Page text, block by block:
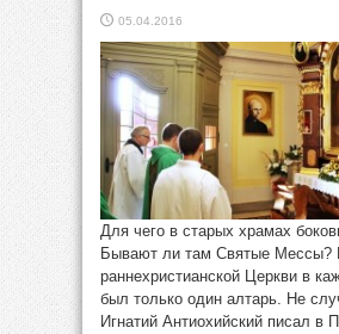
05.04.2016
Для чего в старых храмах
Бывают ли там Святые Мессы?
раннехристианской Церкви в
был только один алтарь. Не
Игнатий Антиохийский писал в